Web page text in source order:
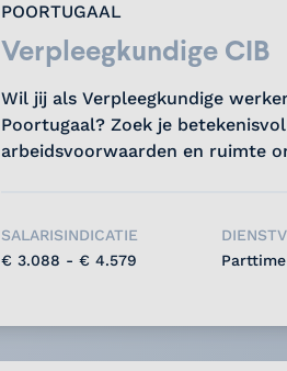
POORTUGAAL
Verpleegkundige CIB
Wil jij als Verpleegkundige
Poortugaal? Zoek je
arbeidsvoorwaarden en ruimte
SALARISINDICATIE
€ 3.088 - € 4.579
Parttime